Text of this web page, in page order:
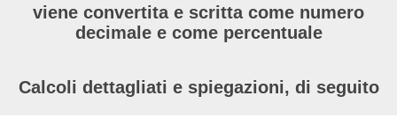
viene convertita e scritta come numero
decimale e come percentuale
Calcoli dettagliati e spiegazioni, di seguito